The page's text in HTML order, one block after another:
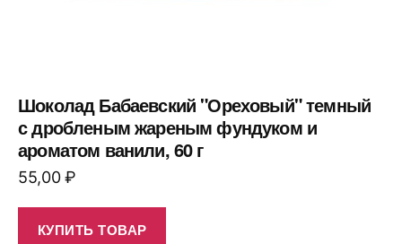
Шоколад Бабаевский "Ореховый" темный
с дробленым жареным фундуком и
ароматом ванили, 60 г
55,00₽
КУПИТЬ ТОВАР